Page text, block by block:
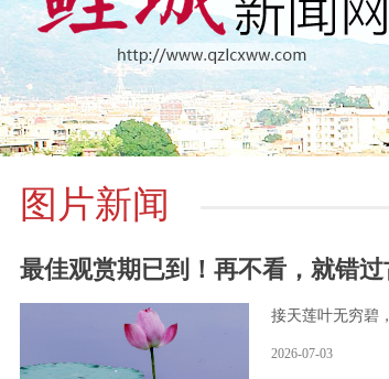
图片新闻
最佳观赏期已到！再不看，就错过
接天莲叶无穷碧
2026-07-03